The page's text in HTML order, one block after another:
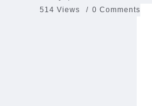
514 Views
0 Comments